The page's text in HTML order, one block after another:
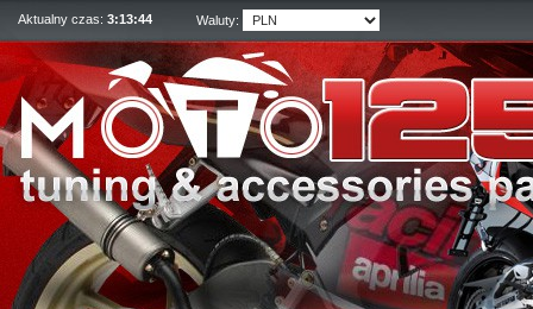
Aktualny czas: 3:13:44 Waluty: